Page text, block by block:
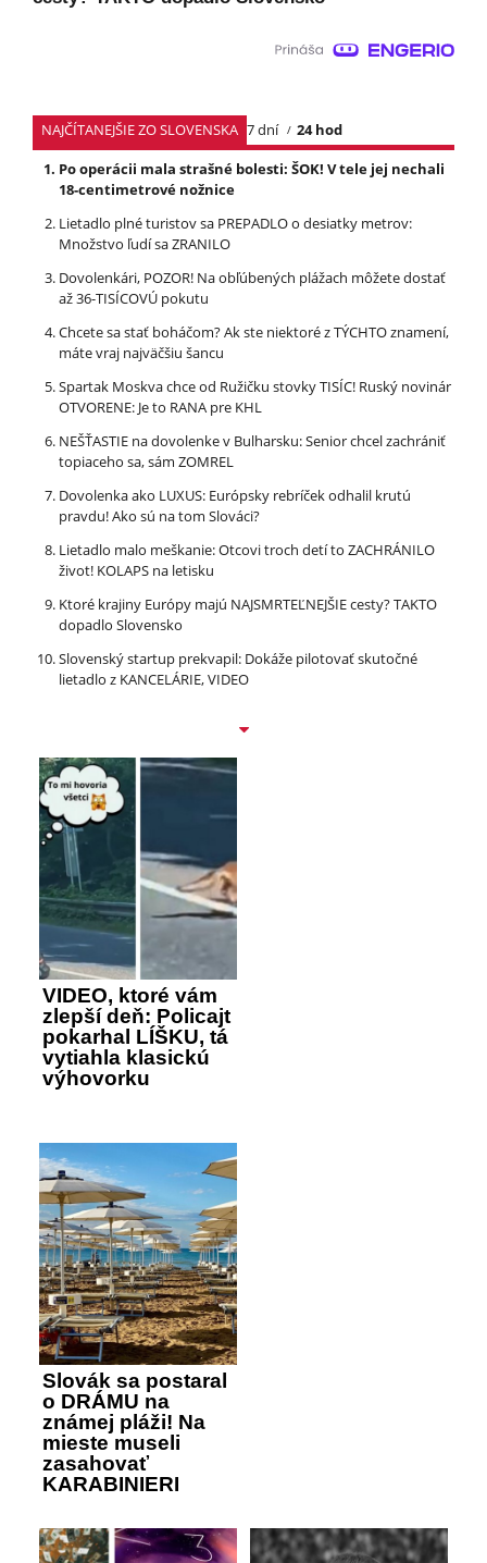
NAJČÍTANEJŠIE ZO SLOVENSKA 7 dní
24 hod
Po operácii mala strašné bolesti: ŠOK! V tele jej nechali
18-centimetrové nožnice
Lietadlo plné turistov sa PREPADLO o desiatky metrov:
Množstvo ľudí sa ZRANILO
Dovolenkári, POZOR! Na obľúbených plážach môžete dostať
až 36-TISÍCOVÚ pokutu
Chcete sa stať boháčom? Ak ste niektoré z TÝCHTO znamení,
máte vraj najväčšiu šancu
Spartak Moskva chce od Ružičku stovky TISÍC! Ruský novinár
OTVORENE: Je to RANA pre KHL
NEŠŤASTIE na dovolenke v Bulharsku: Senior chcel zachrániť
topiaceho sa, sám ZOMREL
Dovolenka ako LUXUS: Európsky rebríček odhalil krutú
pravdu! Ako sú na tom Slováci?
Lietadlo malo meškanie: Otcovi troch detí to ZACHRÁNILO
život! KOLAPS na letisku
Ktoré krajiny Európy majú NAJSMRTEĽNEJŠIE cesty? TAKTO
dopadlo Slovensko
Slovenský startup prekvapil: Dokáže pilotovať skutočné
lietadlo z KANCELÁRIE, VIDEO
VIDEO, ktoré vám
zlepší deň: Policajt
pokarhal LÍŠKU, tá
vytiahla klasickú
výhovorku
Slovák sa postaral
o DRÁMU na
známej pláži! Na
mieste museli
zasahovať
KARABINIERI